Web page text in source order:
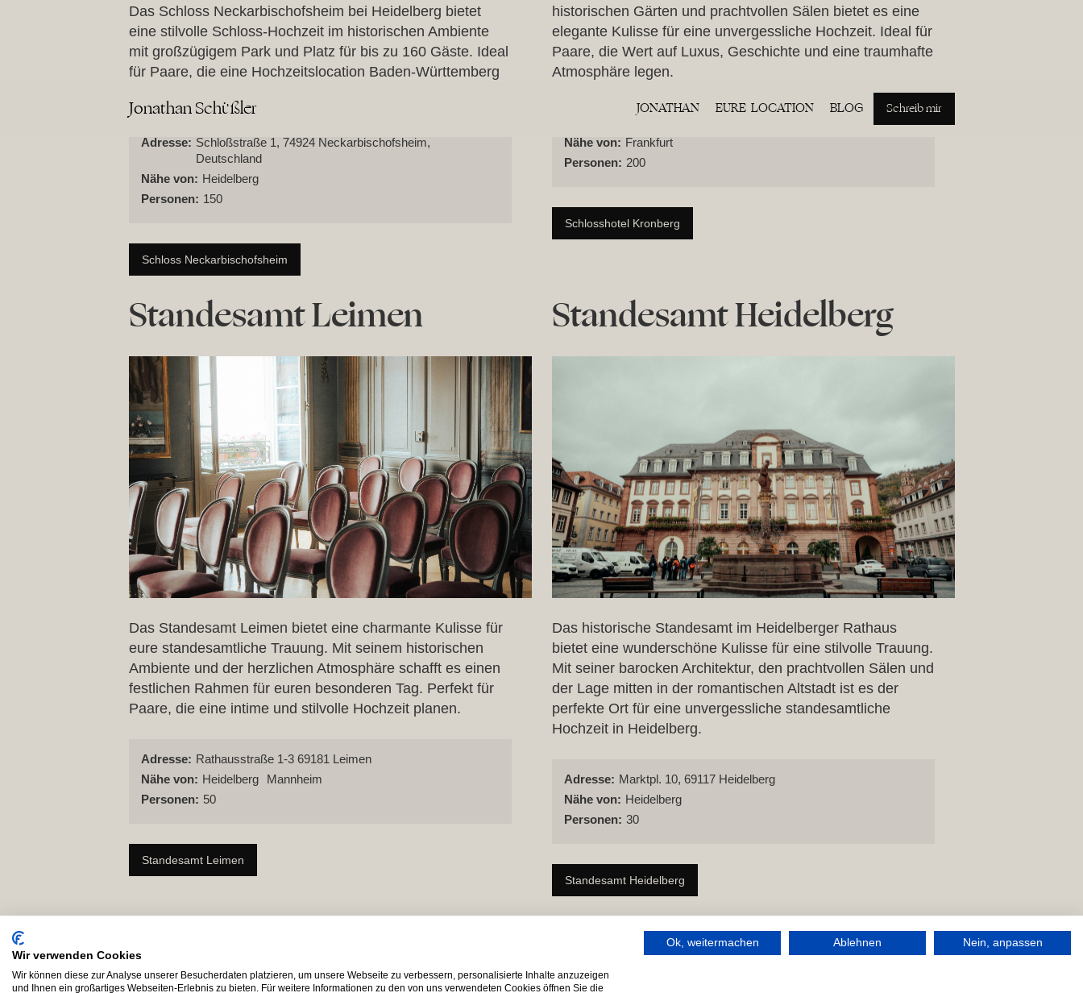
Jonathan Schüßler JONATHAN EURE LOCATION BLOG Schreib mir
Das Schloss Neckarbischofsheim bei Heidelberg bietet
eine stilvolle Schloss-Hochzeit im historischen Ambiente
mit großzügigem Park und Platz für bis zu 160 Gäste. Ideal
für Paare, die eine Hochzeitslocation Baden-Württemberg
Adresse: Schloßstraße 1, 74924 Neckarbischofsheim,
Deutschland
Nähe von: Heidelberg
Personen: 150
Schloss Neckarbischofsheim
historischen Gärten und prachtvollen Sälen bietet es eine
elegante Kulisse für eine unvergessliche Hochzeit. Ideal für
Paare, die Wert auf Luxus, Geschichte und eine traumhafte
Atmosphäre legen.
Nähe von: Frankfurt
Personen: 200
Schlosshotel Kronberg
Standesamt Leimen
Das Standesamt Leimen bietet eine charmante Kulisse für
eure standesamtliche Trauung. Mit seinem historischen
Ambiente und der herzlichen Atmosphäre schafft es einen
festlichen Rahmen für euren besonderen Tag. Perfekt für
Paare, die eine intime und stilvolle Hochzeit planen.
Adresse: Rathausstraße 1-3 69181 Leimen
Nähe von: Heidelberg
Mannheim
Personen: 50
Standesamt Leimen
Standesamt Heidelberg
Das historische Standesamt im Heidelberger Rathaus
bietet eine wunderschöne Kulisse für eine stilvolle Trauung.
Mit seiner barocken Architektur, den prachtvollen Sälen und
der Lage mitten in der romantischen Altstadt ist es der
perfekte Ort für eine unvergessliche standesamtliche
Hochzeit in Heidelberg.
Adresse: Marktpl. 10, 69117 Heidelberg
Nähe von: Heidelberg
Personen: 30
Standesamt Heidelberg
Wir verwenden Cookies
Wir können diese zur Analyse unserer Besucherdaten platzieren, um unsere Webseite zu verbessern, personalisierte Inhalte anzuzeigen
und Ihnen ein großartiges Webseiten-Erlebnis zu bieten. Für weitere Informationen zu den von uns verwendeten Cookies öffnen Sie die
Ok, weitermachen Ablehnen Nein, anpassen